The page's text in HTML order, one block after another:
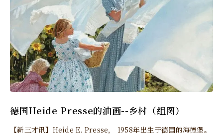
德国Heide Presse的油画--乡村（组图）
【新三才讯】Heide E. Presse， 1958年出生于德国的海德堡。